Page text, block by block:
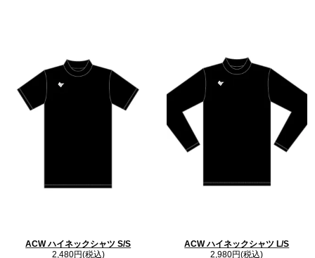
ACW ハイネックシャツ S/S
2,480円(税込)
ACW ハイネックシャツ L/S
2,980円(税込)